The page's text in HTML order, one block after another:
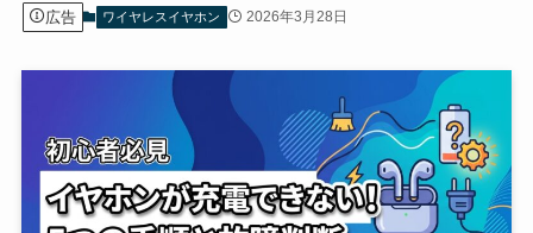
広告 ワイヤレスイヤホン 2026年3月28日